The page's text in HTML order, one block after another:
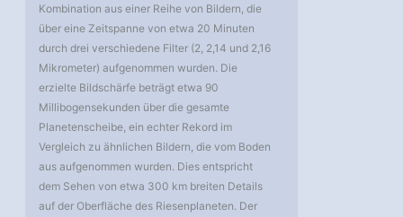
Kombination aus einer Reihe von Bildern, die
über eine Zeitspanne von etwa 20 Minuten
durch drei verschiedene Filter (2, 2,14 und 2,16
Mikrometer) aufgenommen wurden. Die
erzielte Bildschärfe beträgt etwa 90
Millibogensekunden über die gesamte
Planetenscheibe, ein echter Rekord im
Vergleich zu ähnlichen Bildern, die vom Boden
aus aufgenommen wurden. Dies entspricht
dem Sehen von etwa 300 km breiten Details
auf der Oberfläche des Riesenplaneten. Der